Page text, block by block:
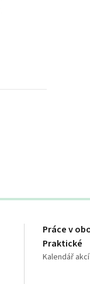
Práce v
Praktické
Kalendář akcí